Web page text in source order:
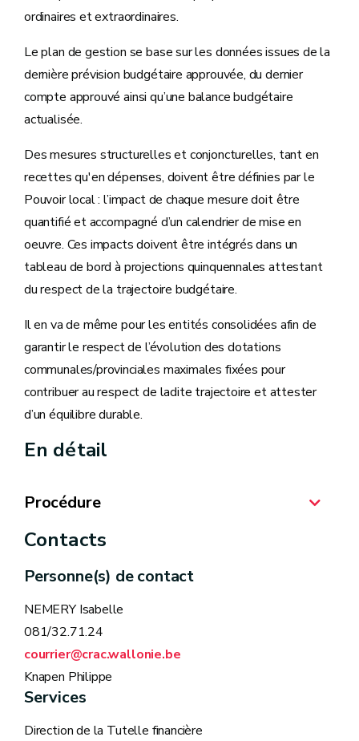
ordinaires et extraordinaires.
Le plan de gestion se base sur les données issues de la
dernière prévision budgétaire approuvée, du dernier
compte approuvé ainsi qu’une balance budgétaire
actualisée.
Des mesures structurelles et conjoncturelles, tant en
recettes qu'en dépenses, doivent être définies par le
Pouvoir local : l’impact de chaque mesure doit être
quantifié et accompagné d’un calendrier de mise en
oeuvre. Ces impacts doivent être intégrés dans un
tableau de bord à projections quinquennales attestant
du respect de la trajectoire budgétaire.
Il en va de même pour les entités consolidées afin de
garantir le respect de l’évolution des dotations
communales/provinciales maximales fixées pour
contribuer au respect de ladite trajectoire et attester
d’un équilibre durable.
En détail
Procédure
Contacts
Personne(s) de contact
NEMERY Isabelle
081/32.71.24
courrier@crac.wallonie.be
Knapen Philippe
Services
Direction de la Tutelle financière